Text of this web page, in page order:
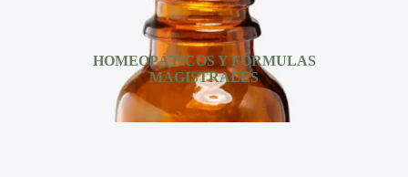
HOMEOPÁTICOS Y FÓRMULAS
MAGISTRALES